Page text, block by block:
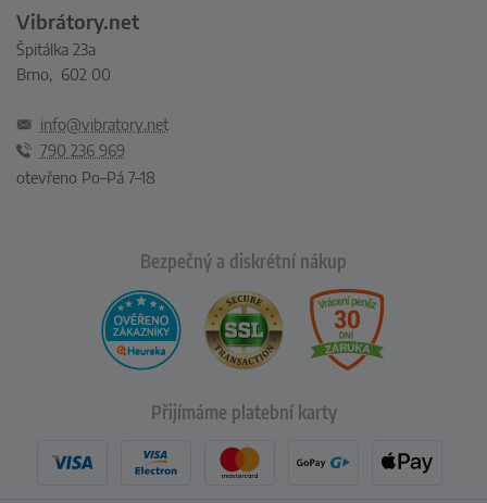
Vibrátory.net
Špitálka 23a
Brno, 602 00
info@vibratory.net
790 236 969
otevřeno Po–Pá 7–18
Bezpečný a diskrétní nákup
Přijímáme platební karty